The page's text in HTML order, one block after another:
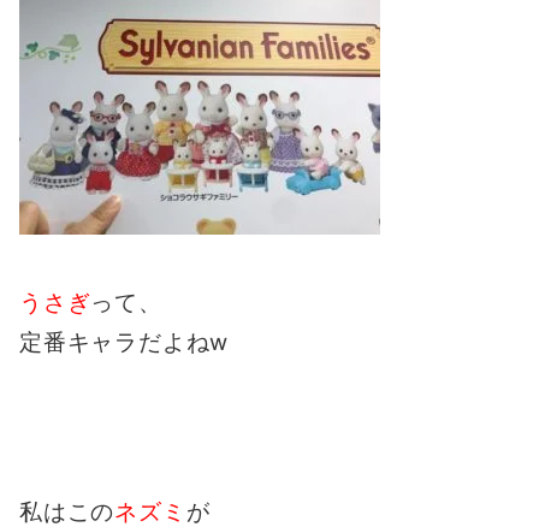
うさぎって、
定番キャラだよねw
私はこのネズミ が